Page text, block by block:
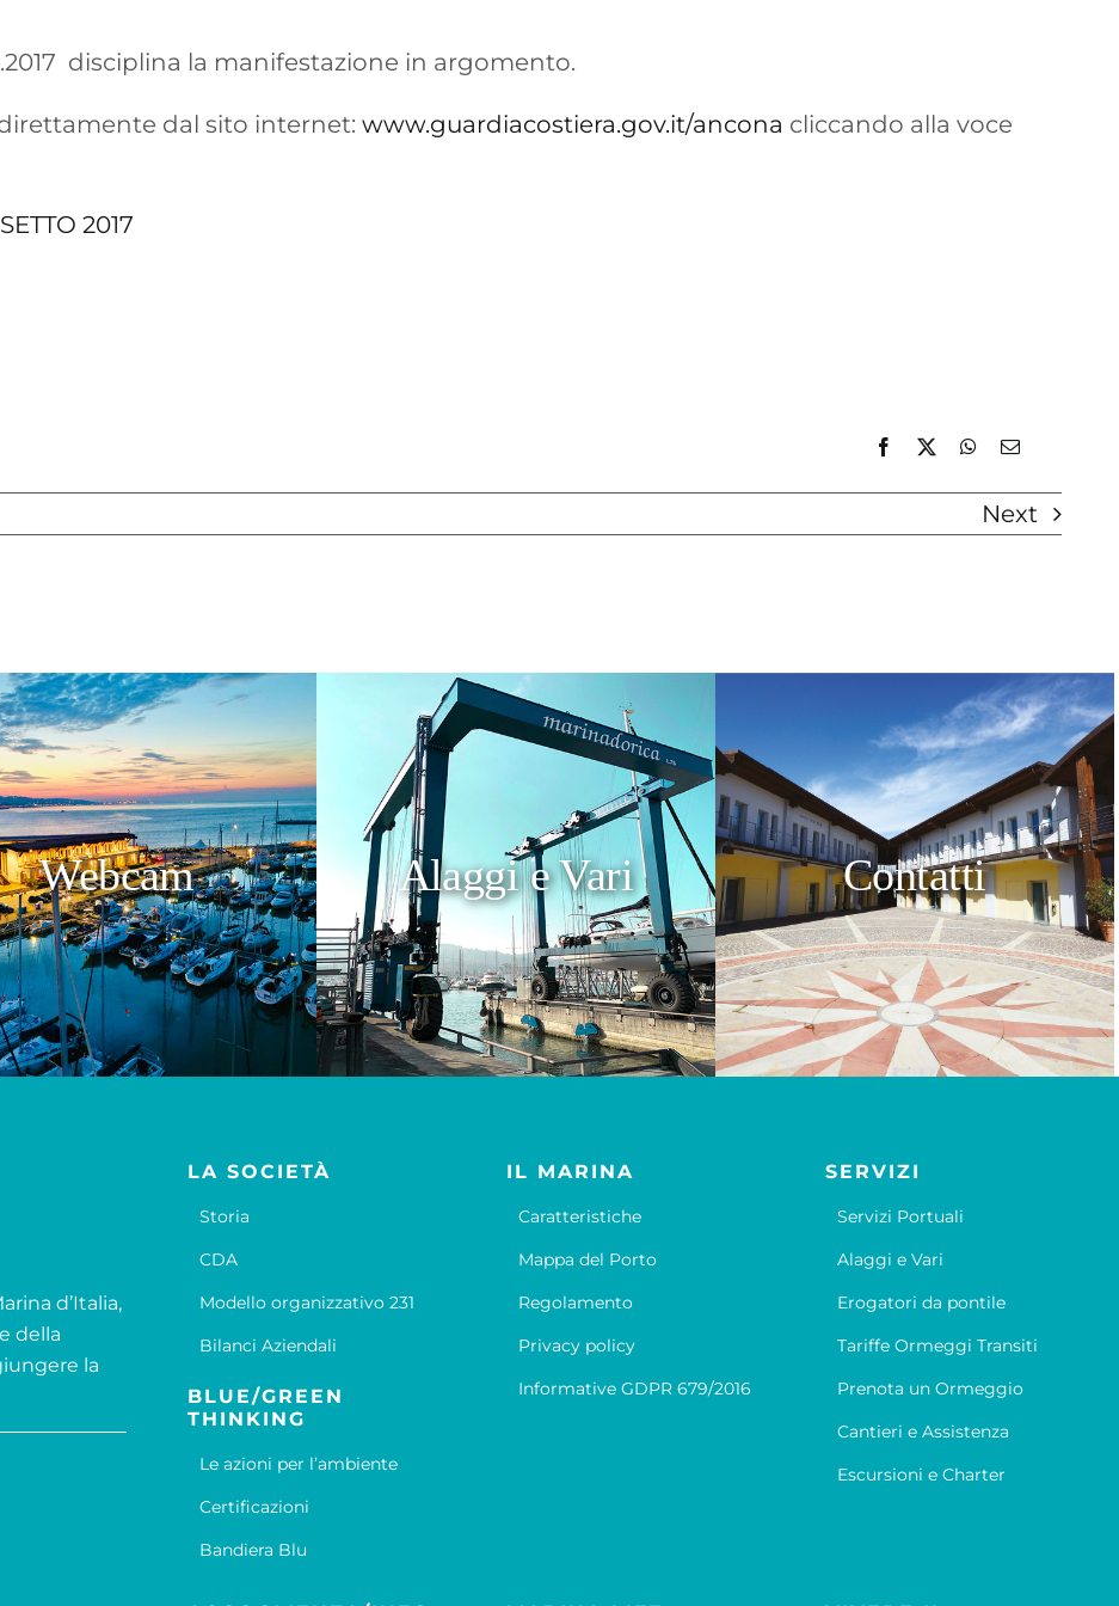
disciplina la manifestazione in argomento.
dal sito internet: www.guardiacostiera.gov.it/ancona cliccando alla voce
2017
Next
Webcam Alaggi e Vari Contatti
d’Italia,
della
la
LA SOCIETÀ
Storia
CDA
Modello organizzativo 231
Bilanci Aziendali
BLUE/GREEN
THINKING
Le azioni per l’ambiente
Certificazioni
Bandiera Blu
IL MARINA
Caratteristiche
Mappa del Porto
Regolamento
Privacy policy
Informative GDPR 679/2016
SERVIZI
Servizi Portuali
Alaggi e Vari
Erogatori da pontile
Tariffe Ormeggi Transiti
Prenota un Ormeggio
Cantieri e Assistenza
Escursioni e Charter